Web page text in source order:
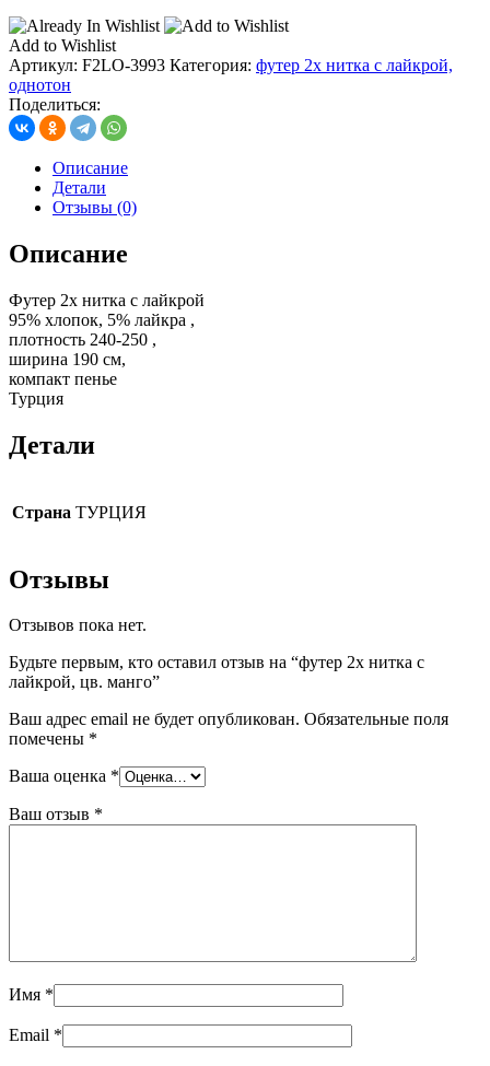
Add to Wishlist
Артикул: F2LO-3993 Категория: футер 2х нитка с лайкрой,
однотон
Поделиться:
Описание
Детали
Отзывы (0)
Описание
Футер 2х нитка с лайкрой
95% хлопок, 5% лайкра ,
плотность 240-250 ,
ширина 190 см,
компакт пенье
Турция
Детали
Страна ТУРЦИЯ
Отзывы
Отзывов пока нет.
Будьте первым, кто оставил отзыв на “футер 2х нитка с
лайкрой, цв. манго”
Ваш адрес email не будет опубликован. Обязательные поля
помечены *
Ваша оценка *
Ваш отзыв *
Имя *
Email *